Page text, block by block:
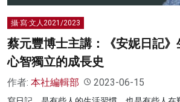
攝·寫·文人2021/2023
蔡元豐博士主講：《安妮日記
心智獨立的成長史
作者: 本社編輯部 2023-06-15